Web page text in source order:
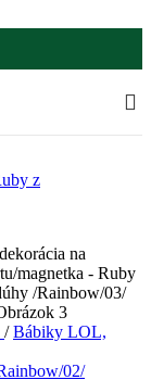
/ Bábiky LOL,